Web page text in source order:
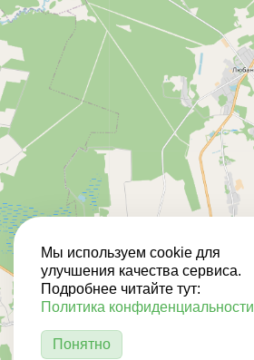
Мы используем cookie для
улучшения качества сервиса.
Подробнее читайте тут:
Политика конфиденциальности
Понятно